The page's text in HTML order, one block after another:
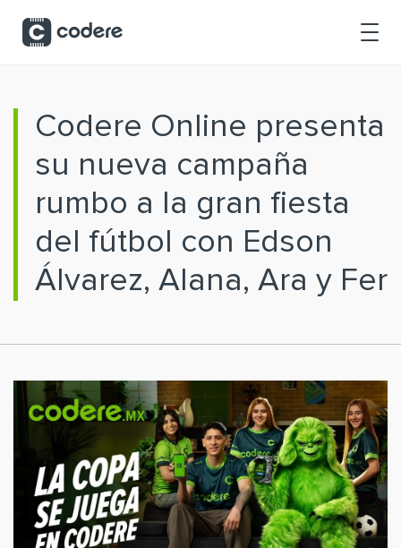
Codere Online presenta
su nueva campaña
rumbo a la gran fiesta
del fútbol con Edson
Álvarez, Alana, Ara y Fer